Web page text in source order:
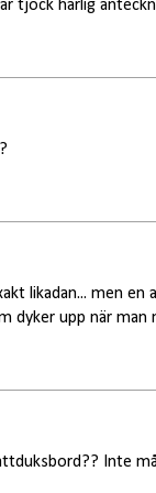
tjock härlig
likadan... men
dyker upp när man
Inte